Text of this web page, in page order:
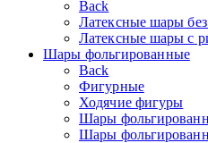
Back
Латексные шары
Латексные шары с
Шары фольгированные
Back
Фигурные
Ходячие фигуры
Шары
Шары